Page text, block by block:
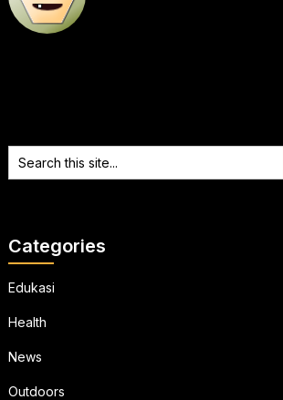
Categories
Edukasi
Health
News
Outdoors